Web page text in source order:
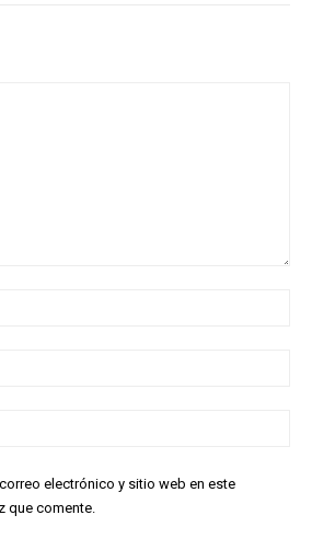
electrónico y sitio web en este
que comente.